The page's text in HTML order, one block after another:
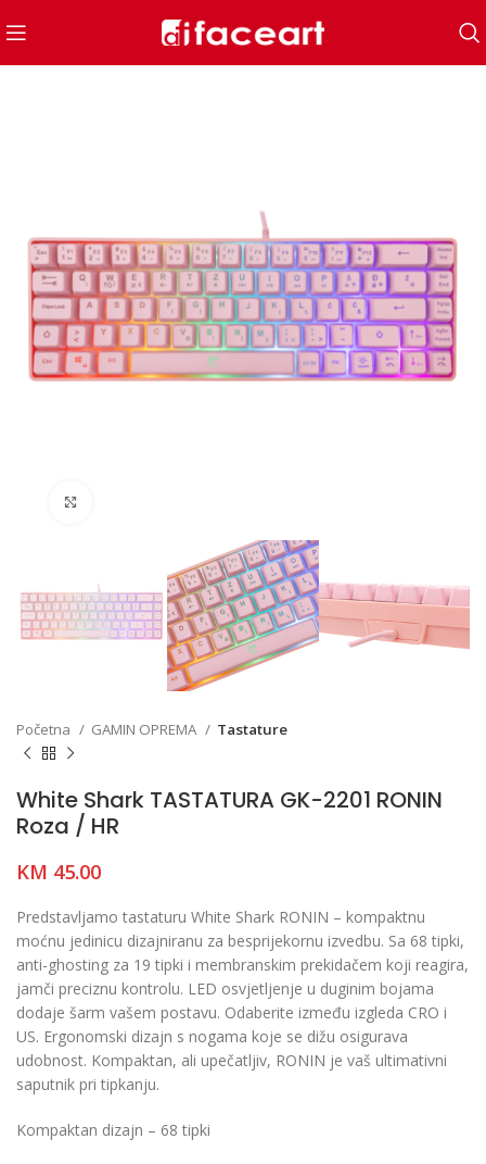
Početna GAMIN OPREMA Tastature
White Shark TASTATURA GK-2201 RONIN
Roza / HR
KM 45.00
Predstavljamo tastaturu White Shark RONIN – kompaktnu
moćnu jedinicu dizajniranu za besprijekornu izvedbu. Sa 68 tipki,
anti-ghosting za 19 tipki i membranskim prekidačem koji reagira,
jamči preciznu kontrolu. LED osvjetljenje u duginim bojama
dodaje šarm vašem postavu. Odaberite između izgleda CRO i
US. Ergonomski dizajn s nogama koje se dižu osigurava
udobnost. Kompaktan, ali upečatljiv, RONIN je vaš ultimativni
saputnik pri tipkanju.
Kompaktan dizajn – 68 tipki